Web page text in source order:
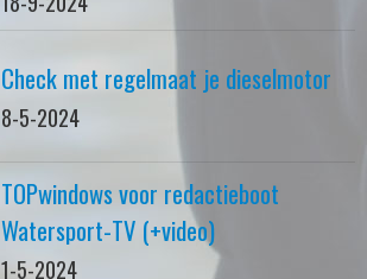
Check met regelmaat je dieselmotor
8-5-2024
TOPwindows voor redactieboot
Watersport-TV (+video)
1-5-2024